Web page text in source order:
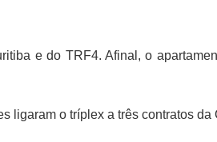
e do TRF4. Afinal, o
ligaram o tríplex a três contratos da